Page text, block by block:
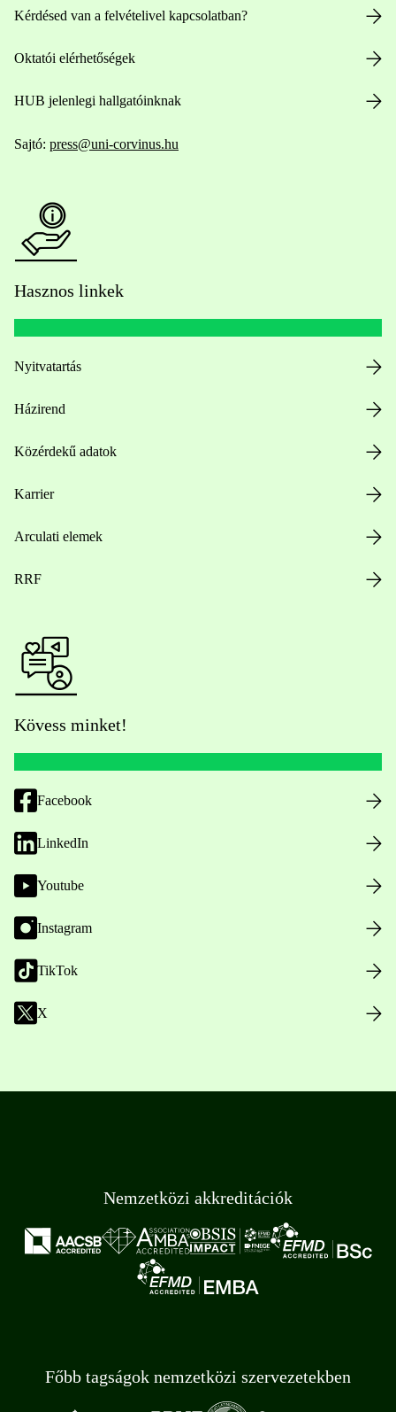
Kérdésed van a felvételivel kapcsolatban?
Oktatói elérhetőségek
HUB jelenlegi hallgatóinknak
Sajtó: press@uni-corvinus.hu
Hasznos linkek
Nyitvatartás
Házirend
Közérdekű adatok
Karrier
Arculati elemek
RRF
Kövess minket!
Facebook
LinkedIn
Youtube
Instagram
TikTok
X
Nemzetközi akkreditációk
Főbb tagságok nemzetközi szervezetekben